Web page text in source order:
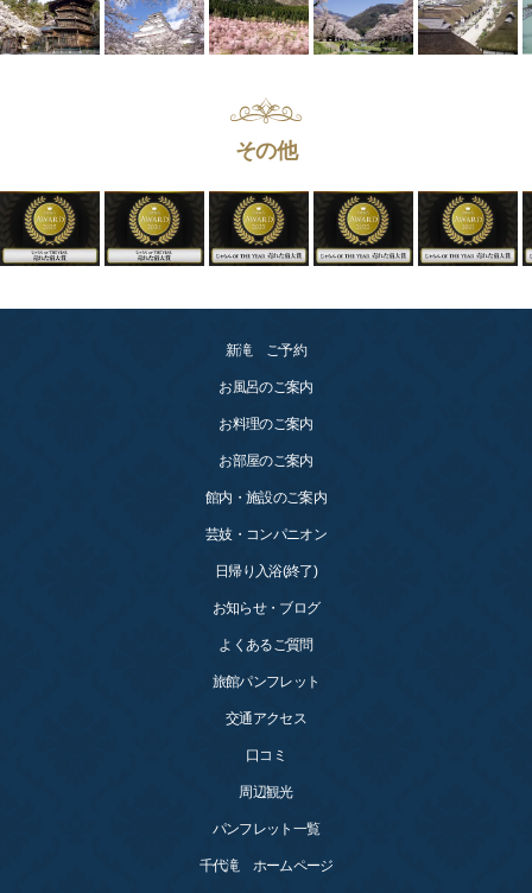
その他
新滝 ご予約
お風呂のご案内
お料理のご案内
お部屋のご案内
館内・施設のご案内
芸妓・コンパニオン
日帰り入浴(終了)
お知らせ・ブログ
よくあるご質問
旅館パンフレット
交通アクセス
口コミ
周辺観光
パンフレット一覧
千代滝 ホームページ